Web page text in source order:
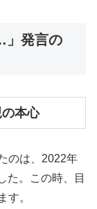
」発言の
本心
のは、2022年
た。この時、目
す。